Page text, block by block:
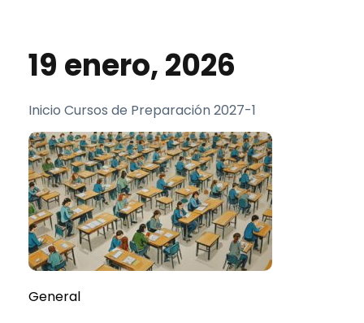
19 enero, 2026
Inicio Cursos de Preparación 2027-1
General